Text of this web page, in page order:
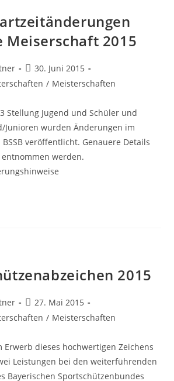
Meiserschaft 2015
Beitrag
veröffentlicht:
30. Juni 2015
/ Meisterschaften
Stellung Jugend und Schüler und
Junioren wurden Änderungen im
veröffentlicht. Genauere Details
werden.
2015
Beitrag
veröffentlicht:
27. Mai 2015
/ Meisterschaften
Erwerb dieses hochwertigen Zeichens
Leistungen bei den weiterführenden
Bayerischen Sportschützenbundes